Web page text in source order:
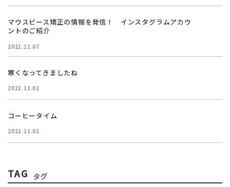
マウスピース矯正の情報を発信！ インスタグラムアカウ
ントのご紹介
2021.11.07
寒くなってきましたね
2021.11.02
コーヒータイム
2021.11.02
TAG タグ